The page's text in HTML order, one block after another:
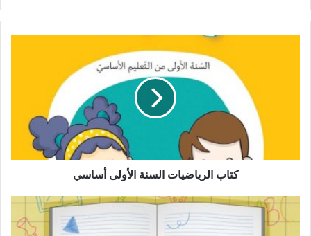
كتاب الرياضيات السنة الأولى أساسي
إنتاجات
كتابية